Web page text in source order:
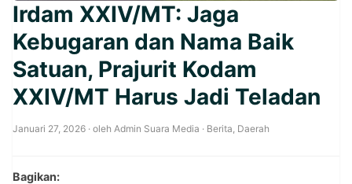
Irdam XXIV/MT: Jaga
Kebugaran dan Nama Baik
Satuan, Prajurit Kodam
XXIV/MT Harus Jadi Teladan
Januari 27, 2026 · oleh Admin Suara Media · Berita, Daerah
Bagikan: